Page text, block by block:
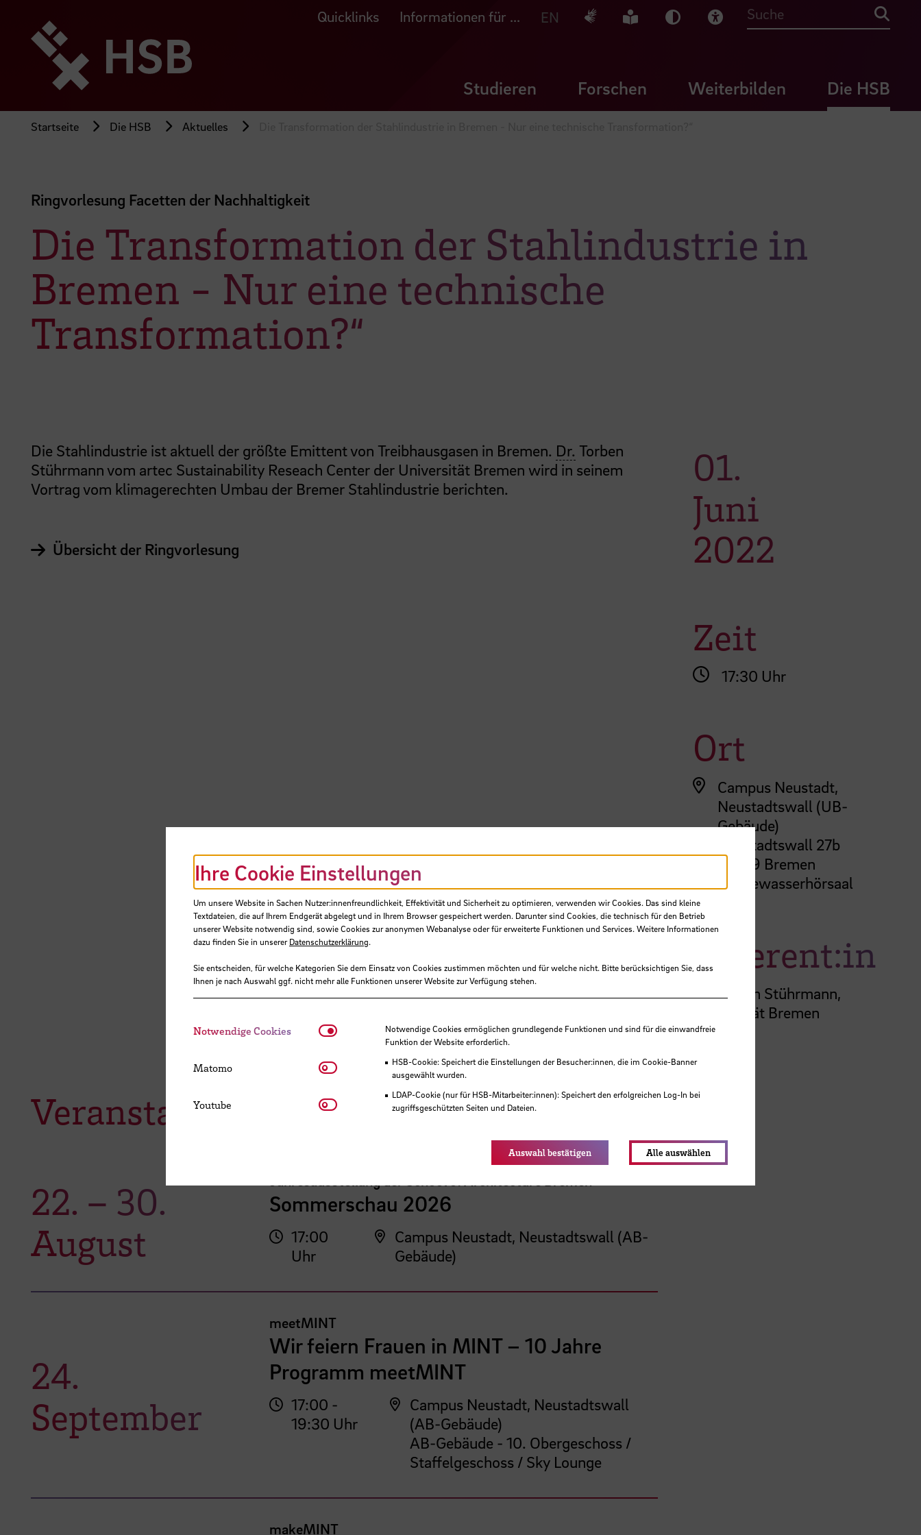
Seiteninhalt
springen
Quicklinks Informationen für ... EN Deutsche Gebärdensprache
Leichte Sprache
Dunkel-Modus
Visuelle Hilfe
Suche
Studieren Forschen Weiterbilden Die HSB
Startseite Die HSB Aktuelles
Ringvorlesung Facetten der Nachhaltigkeit
Die Transformation der Stahlindustrie in
Bremen - Nur eine technische
Transformation?“
Die Stahlindustrie ist aktuell der größte Emittent von Treibhausgasen in Bremen. Dr. Torben
Stührmann vom artec Sustainability Reseach Center der Universität Bremen wird in seinem
Vortrag vom klimagerechten Umbau der Bremer Stahlindustrie berichten.
Übersicht der Ringvorlesung
01.
Juni
2022
Zeit
17:30 Uhr
Ort
Campus Neustadt,
Neustadtswall (UB-
Gebäude)
Neustadtswall 27b
28199 Bremen
Hansewasserhörsaal
Referent:in
Dr. Torben Stührmann,
Universität Bremen
Veranstaltungen der HSB
22. – 30.
August
Sommerschau 2026
17:00
Uhr
Campus Neustadt, Neustadtswall (AB-
Gebäude)
24.
September
meetMINT
Wir feiern Frauen in MINT – 10 Jahre
Programm meetMINT
17:00 -
19:30 Uhr
Campus Neustadt, Neustadtswall
(AB-Gebäude)
AB-Gebäude - 10. Obergeschoss /
Staffelgeschoss / Sky Lounge
makeMINT
Ihre Cookie Einstellungen
Um unsere Website in Sachen Nutzer:innenfreundlichkeit, Effektivität und Sicherheit zu optimieren, verwenden wir Cookies. Das sind kleine
Textdateien, die auf Ihrem Endgerät abgelegt und in Ihrem Browser gespeichert werden. Darunter sind Cookies, die technisch für den Betrieb
unserer Website notwendig sind, sowie Cookies zur anonymen Webanalyse oder für erweiterte Funktionen und Services. Weitere Informationen
dazu finden Sie in unsererDatenschutzerklärung.
Sie entscheiden, für welche Kategorien Sie dem Einsatz von Cookies zustimmen möchten und für welche nicht. Bitte berücksichtigen Sie, dass
Ihnen je nach Auswahl ggf. nicht mehr alle Funktionen unserer Website zur Verfügung stehen.
Notwendige Cookies Notwendige CookiesNotwendige Cookies ermöglichen grundlegende Funktionen und sind für die einwandfreie
Funktion der Website erforderlich.
HSB-Cookie: Speichert die Einstellungen der Besucher:innen, die im Cookie-Banner
ausgewählt wurden.
LDAP-Cookie (nur für HSB-Mitarbeiter:innen): Speichert den erfolgreichen Log-In bei
zugriffsgeschützten Seiten und Dateien.
Matomo Matomo
Youtube Youtube
Auswahl bestätigen Alle auswählen